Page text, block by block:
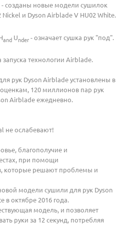
- созданы новые модели сушилок
и Dyson Airblade V HU02 White.
and Under- означает сушка рук "под".
технологии Airblade.
рук Dyson Airblade установлены в
120 миллионов пар рук
Airblade ежедневно.
не ослабевают!
благополучие и
при помощи
которые решают проблемы и
модели сушили для рук Dyson
в октябре 2016 года.
модель, и позволяет
руки за 12 секунд, потребляя